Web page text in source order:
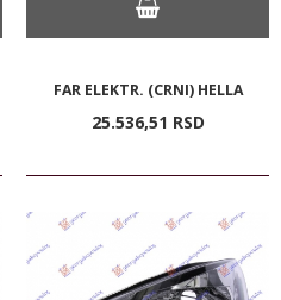
FAR ELEKTR. (CRNI) HELLA
25.536,51 RSD